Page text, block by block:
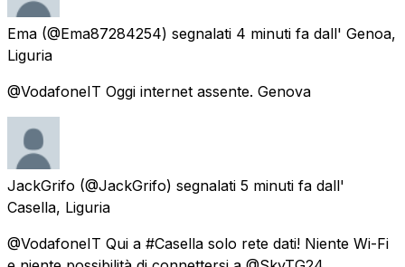
Ema (@Ema87284254) segnalati 4 minuti fa dall' Genoa,
Liguria
@VodafoneIT Oggi internet assente. Genova
JackGrifo (@JackGrifo) segnalati 5 minuti fa dall'
Casella, Liguria
@VodafoneIT Qui a #Casella solo rete dati! Niente Wi-Fi